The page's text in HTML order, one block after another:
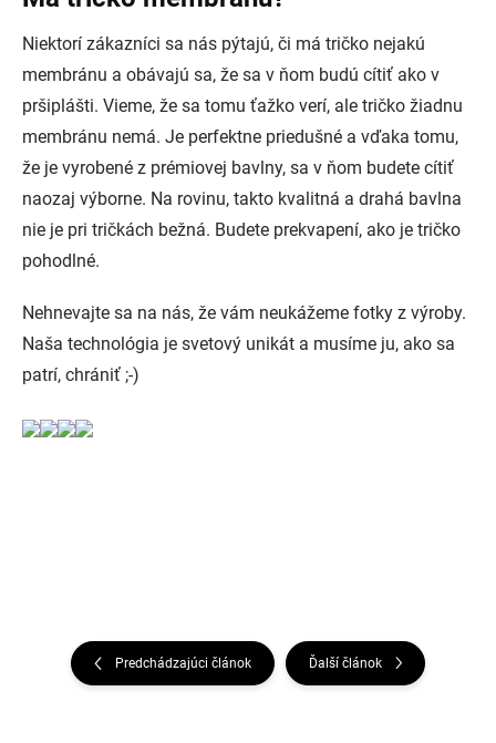
Niektorí zákazníci sa nás pýtajú, či má tričko nejakú
membránu a obávajú sa, že sa v ňom budú cítiť ako v
pršiplášti. Vieme, že sa tomu ťažko verí, ale tričko žiadnu
membránu nemá. Je perfektne priedušné a vďaka tomu,
že je vyrobené z prémiovej bavlny, sa v ňom budete cítiť
naozaj výborne. Na rovinu, takto kvalitná a drahá bavlna
nie je pri tričkách bežná. Budete prekvapení, ako je tričko
pohodlné.
Nehnevajte sa na nás, že vám neukážeme fotky z výroby.
Naša technológia je svetový unikát a musíme ju, ako sa
patrí, chrániť ;-)
Predchádzajúci článok Ďalší článok